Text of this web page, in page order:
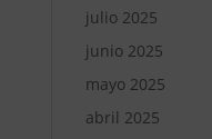
julio 2025
junio 2025
mayo 2025
abril 2025